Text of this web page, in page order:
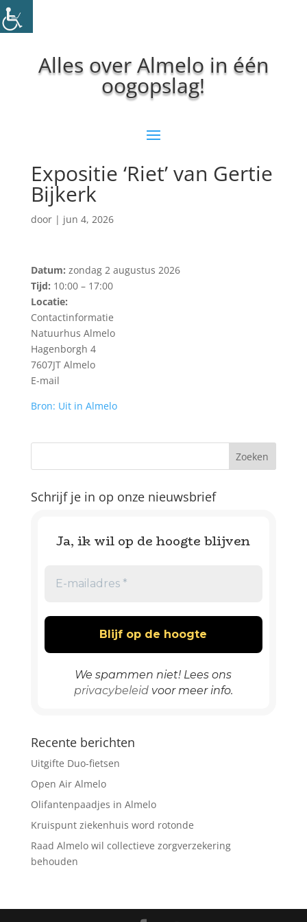
Alles over Almelo in één
oogopslag!
Expositie ‘Riet’ van Gertie
Bijkerk
door | jun 4, 2026
Datum: zondag 2 augustus 2026
Tijd: 10:00 – 17:00
Locatie:
Contactinformatie
Natuurhus Almelo
Hagenborgh 4
7607JT Almelo
E-mail
Bron: Uit in Almelo
Schrijf je in op onze nieuwsbrief
Ja, ik wil op de hoogte blijven
We spammen niet! Lees ons
privacybeleidvoor meer info.
Recente berichten
Uitgifte Duo-fietsen
Open Air Almelo
Olifantenpaadjes in Almelo
Kruispunt ziekenhuis word rotonde
Raad Almelo wil collectieve zorgverzekering
behouden